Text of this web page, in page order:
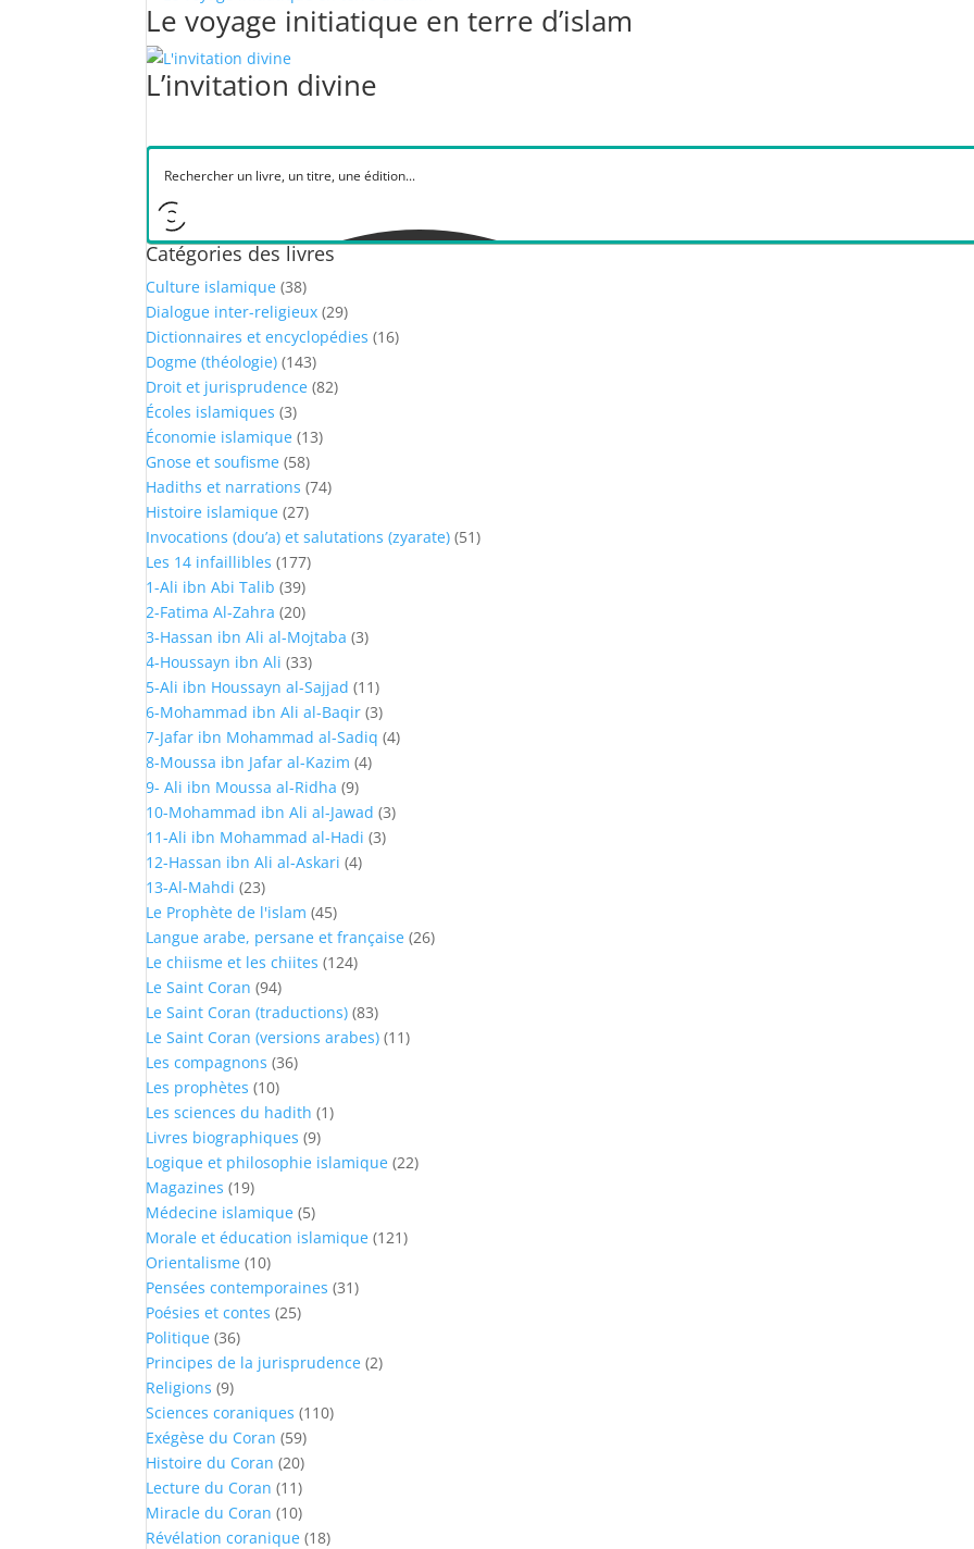
Le voyage initiatique en terre d’islam
L’invitation divine
Catégories des livres
Culture islamique (38)
Dialogue inter-religieux (29)
Dictionnaires et encyclopédies (16)
Dogme (théologie) (143)
Droit et jurisprudence (82)
Écoles islamiques (3)
Économie islamique (13)
Gnose et soufisme (58)
Hadiths et narrations (74)
Histoire islamique (27)
Invocations (dou’a) et salutations (zyarate) (51)
Les 14 infaillibles (177)
1-Ali ibn Abi Talib (39)
2-Fatima Al-Zahra (20)
3-Hassan ibn Ali al-Mojtaba (3)
4-Houssayn ibn Ali (33)
5-Ali ibn Houssayn al-Sajjad (11)
6-Mohammad ibn Ali al-Baqir (3)
7-Jafar ibn Mohammad al-Sadiq (4)
8-Moussa ibn Jafar al-Kazim (4)
9- Ali ibn Moussa al-Ridha (9)
10-Mohammad ibn Ali al-Jawad (3)
11-Ali ibn Mohammad al-Hadi (3)
12-Hassan ibn Ali al-Askari (4)
13-Al-Mahdi (23)
Le Prophète de l'islam (45)
Langue arabe, persane et française (26)
Le chiisme et les chiites (124)
Le Saint Coran (94)
Le Saint Coran (traductions) (83)
Le Saint Coran (versions arabes) (11)
Les compagnons (36)
Les prophètes (10)
Les sciences du hadith (1)
Livres biographiques (9)
Logique et philosophie islamique (22)
Magazines (19)
Médecine islamique (5)
Morale et éducation islamique (121)
Orientalisme (10)
Pensées contemporaines (31)
Poésies et contes (25)
Politique (36)
Principes de la jurisprudence (2)
Religions (9)
Sciences coraniques (110)
Exégèse du Coran (59)
Histoire du Coran (20)
Lecture du Coran (11)
Miracle du Coran (10)
Révélation coranique (18)